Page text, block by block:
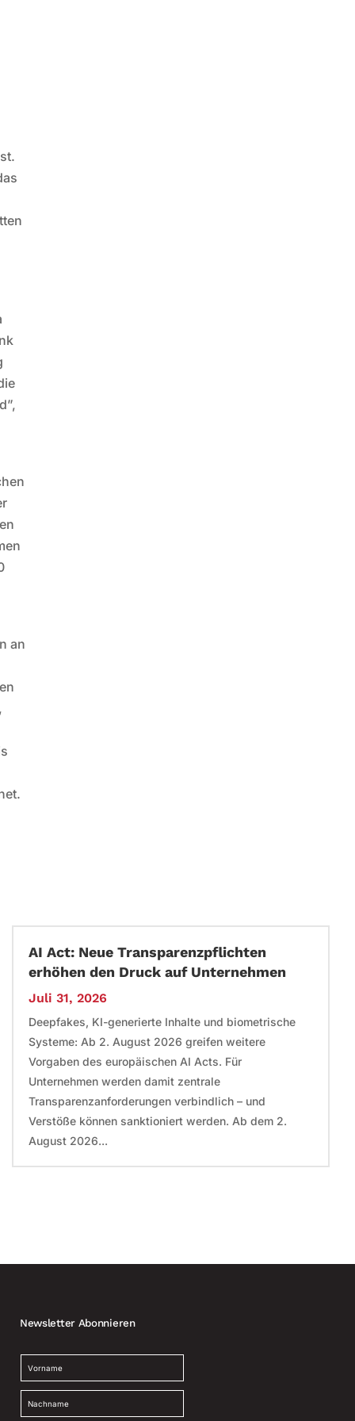
an
AI Act: Neue Transparenzpflichten
erhöhen den Druck auf Unternehmen
Juli 31, 2026
Deepfakes, KI-generierte Inhalte und biometrische
Systeme: Ab 2. August 2026 greifen weitere
Vorgaben des europäischen AI Acts. Für
Unternehmen werden damit zentrale
Transparenzanforderungen verbindlich – und
Verstöße können sanktioniert werden. Ab dem 2.
August 2026...
Newsletter Abonnieren